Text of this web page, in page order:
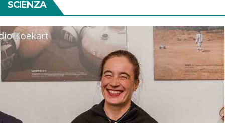
SCIENZA